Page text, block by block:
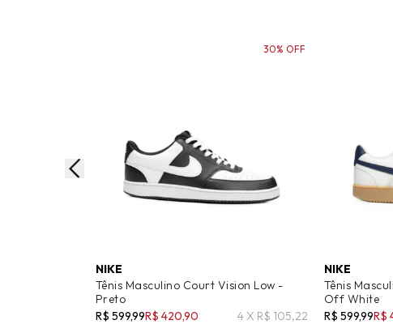
NIKE
Tênis Masculino Court Vision Low -
Preto
R$ 599,99R$ 420,90 4 X R$ 105,22
30% OFF
NIKE
Tênis
Off White
R$ 599,99R$